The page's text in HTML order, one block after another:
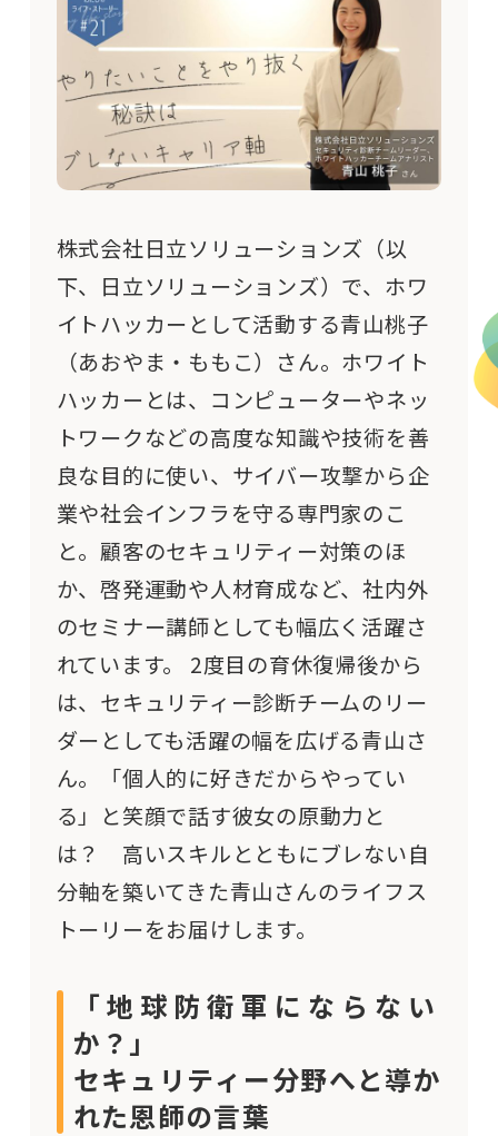
株式会社日立ソリューションズ（以
下、日立ソリューションズ）で、ホワ
イトハッカーとして活動する青山桃子
（あおやま・ももこ）さん。ホワイト
ハッカーとは、 コンピューターやネッ
トワークなどの高度な知識や技術を善
良な目的に使い、 サイバー攻撃から企
業や社会インフラを守る専門家のこ
と。顧客のセキュリティー対策のほ
か、啓発運動や人材育成など、社内外
のセミナー講師としても幅広く活躍さ
れています。 2度目の育休復帰後から
は、セキュリティー診断チームのリー
ダーとしても活躍の幅を広げる青山さ
ん。「個人的に好きだからやってい
る」と笑顔で話す彼女の原動力と
は？ 高いスキルとともにブレない自
分軸を築いてきた青山さんのライフス
トーリーをお届けします。
「地球防衛軍にならない
か？」
セキュリティー分野へと導か
れた恩師の言葉